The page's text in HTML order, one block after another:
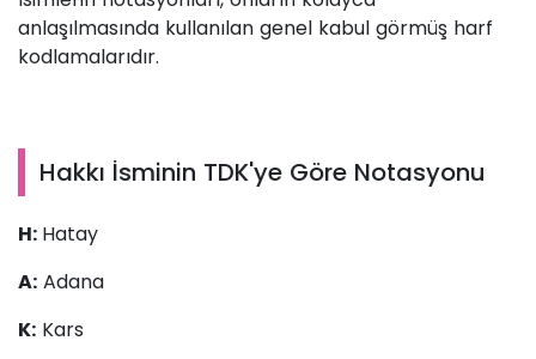
anlaşılmasında kullanılan genel kabul görmüş harf
kodlamalarıdır.
Hakkı İsminin TDK'ye Göre Notasyonu
H: Hatay
A: Adana
K: Kars